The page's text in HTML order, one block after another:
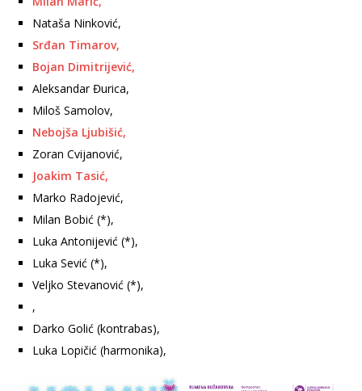
Nataša Ninković,
Srđan Timarov,
Bojan Dimitrijević,
Aleksandar Đurica,
Miloš Samolov,
Nebojša Ljubišić,
Zoran Cvijanović,
Joakim Tasić,
Marko Radojević,
Milan Bobić (*),
Luka Antonijević (*),
Luka Sević (*),
Veljko Stevanović (*),
,
Darko Golić (kontrabas),
Luka Lopičić (harmonika),